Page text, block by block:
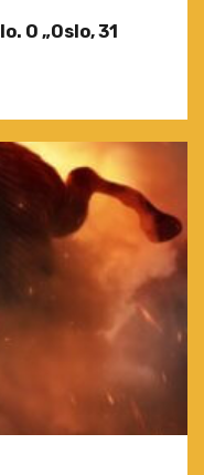
O „Oslo, 31